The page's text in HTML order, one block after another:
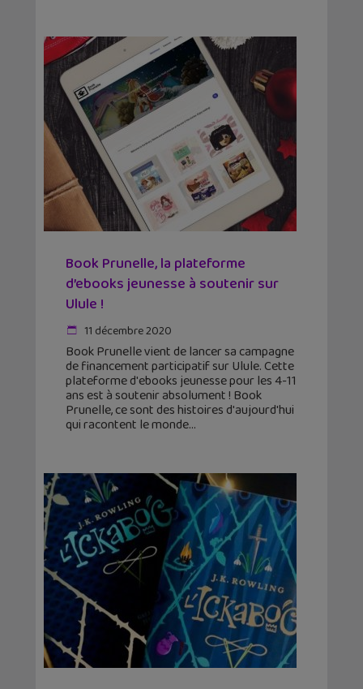
Book Prunelle, la plateforme
d’ebooks jeunesse à soutenir sur
Ulule !
11 décembre 2020
Book Prunelle vient de lancer sa campagne
de financement participatif sur Ulule. Cette
plateforme d'ebooks jeunesse pour les 4-11
ans est à soutenir absolument ! Book
Prunelle, ce sont des histoires d'aujourd'hui
qui racontent le monde